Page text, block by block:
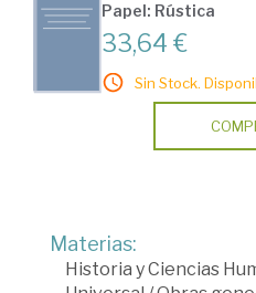
Papel: Rústica
33,64 €
Sin Stock.
Materias:
Historia y Ciencias